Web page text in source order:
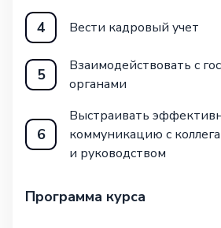
4 Вести кадровый учет
5
Взаимодействовать с
органами
6
Выстраивать
коммуникацию с
и руководством
Программа курса